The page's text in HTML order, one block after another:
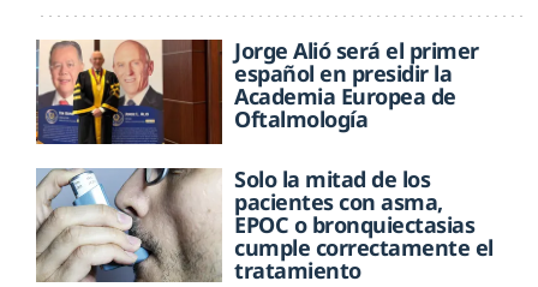
Jorge Alió será el primer
español en presidir la
Academia Europea de
Oftalmología
Solo la mitad de los
pacientes con asma,
EPOC o bronquiectasias
cumple correctamente el
tratamiento